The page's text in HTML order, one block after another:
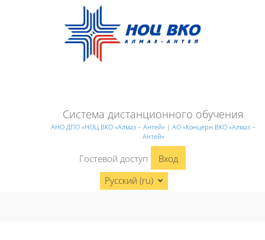
Перейти к основному содержанию
Система дистанционного обучения
АНО ДПО «НОЦ ВКО «Алмаз – Антей» | АО «Концерн ВКО «Алмаз –
Антей»
Гостевой доступ
Вход
Русский ‎(ru)‎